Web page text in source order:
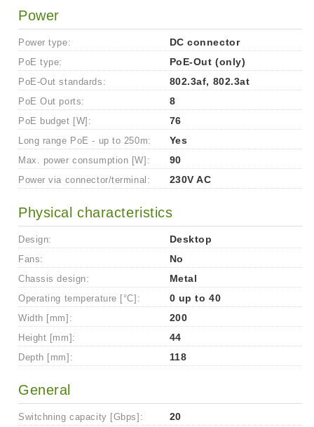
Power
Power type:
DC connector
PoE type:
PoE-Out (only)
PoE-Out standards:
802.3af, 802.3at
PoE Out ports:
8
PoE budget [W]:
76
Long range PoE - up to 250m:
Yes
Max. power consumption [W]:
90
Power via connector/terminal:
230V AC
Physical characteristics
Design:
Desktop
Fans:
No
Chassis design:
Metal
Operating temperature [°C]:
0 up to 40
Width [mm]:
200
Height [mm]:
44
Depth [mm]:
118
General
Switchning capacity [Gbps]: 20